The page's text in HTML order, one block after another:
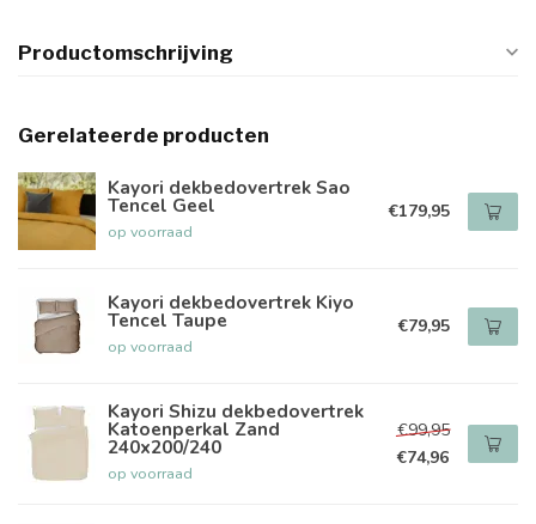
Productomschrijving
Gerelateerde producten
Kayori dekbedovertrek Sao
Tencel Geel
op voorraad
€179,95
Kayori dekbedovertrek Kiyo
Tencel Taupe
op voorraad
€79,95
Kayori Shizu dekbedovertrek
Katoenperkal Zand
240x200/240
op voorraad
€99,95
€74,96